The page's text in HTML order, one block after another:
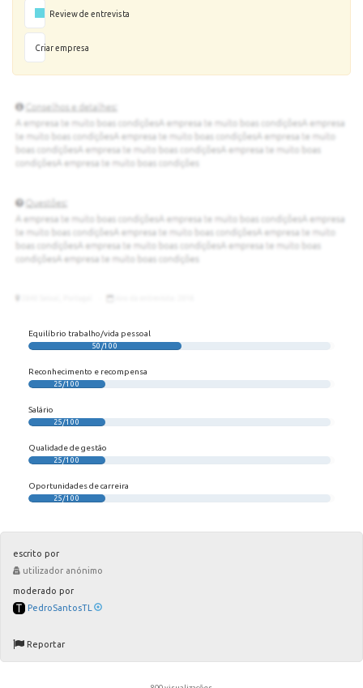
Review de entrevista
Criar empresa
Equilíbrio trabalho/vida pessoal
50/100
Reconhecimento e recompensa
25/100
Salário
25/100
Qualidade de gestão
25/100
Oportunidades de carreira
25/100
escrito por
utilizador anónimo
moderado por
PedroSantosTL
Reportar